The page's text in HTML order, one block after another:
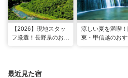
【2026】現地スタッ
フ厳選！長野県のおす
涼しい夏を満喫
東・甲信越のお
最近見た宿